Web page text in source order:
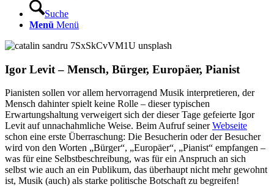
Suche
Menü Menü
Igor Levit – Mensch, Bürger, Europäer, Pianist
Pianisten sollen vor allem hervorragend Musik interpretieren, der
Mensch dahinter spielt keine Rolle – dieser typischen
Erwartungshaltung verweigert sich der dieser Tage gefeierte Igor
Levit auf unnachahmliche Weise. Beim Aufruf seinerWebseite
schon eine erste Überraschung: Die Besucherin oder der Besucher
wird von den Worten „Bürger“, „Europäer“, „Pianist“ empfangen –
was für eine Selbstbeschreibung, was für ein Anspruch an sich
selbst wie auch an ein Publikum, das überhaupt nicht mehr gewohnt
ist, Musik (auch) als starke politische Botschaft zu begreifen!